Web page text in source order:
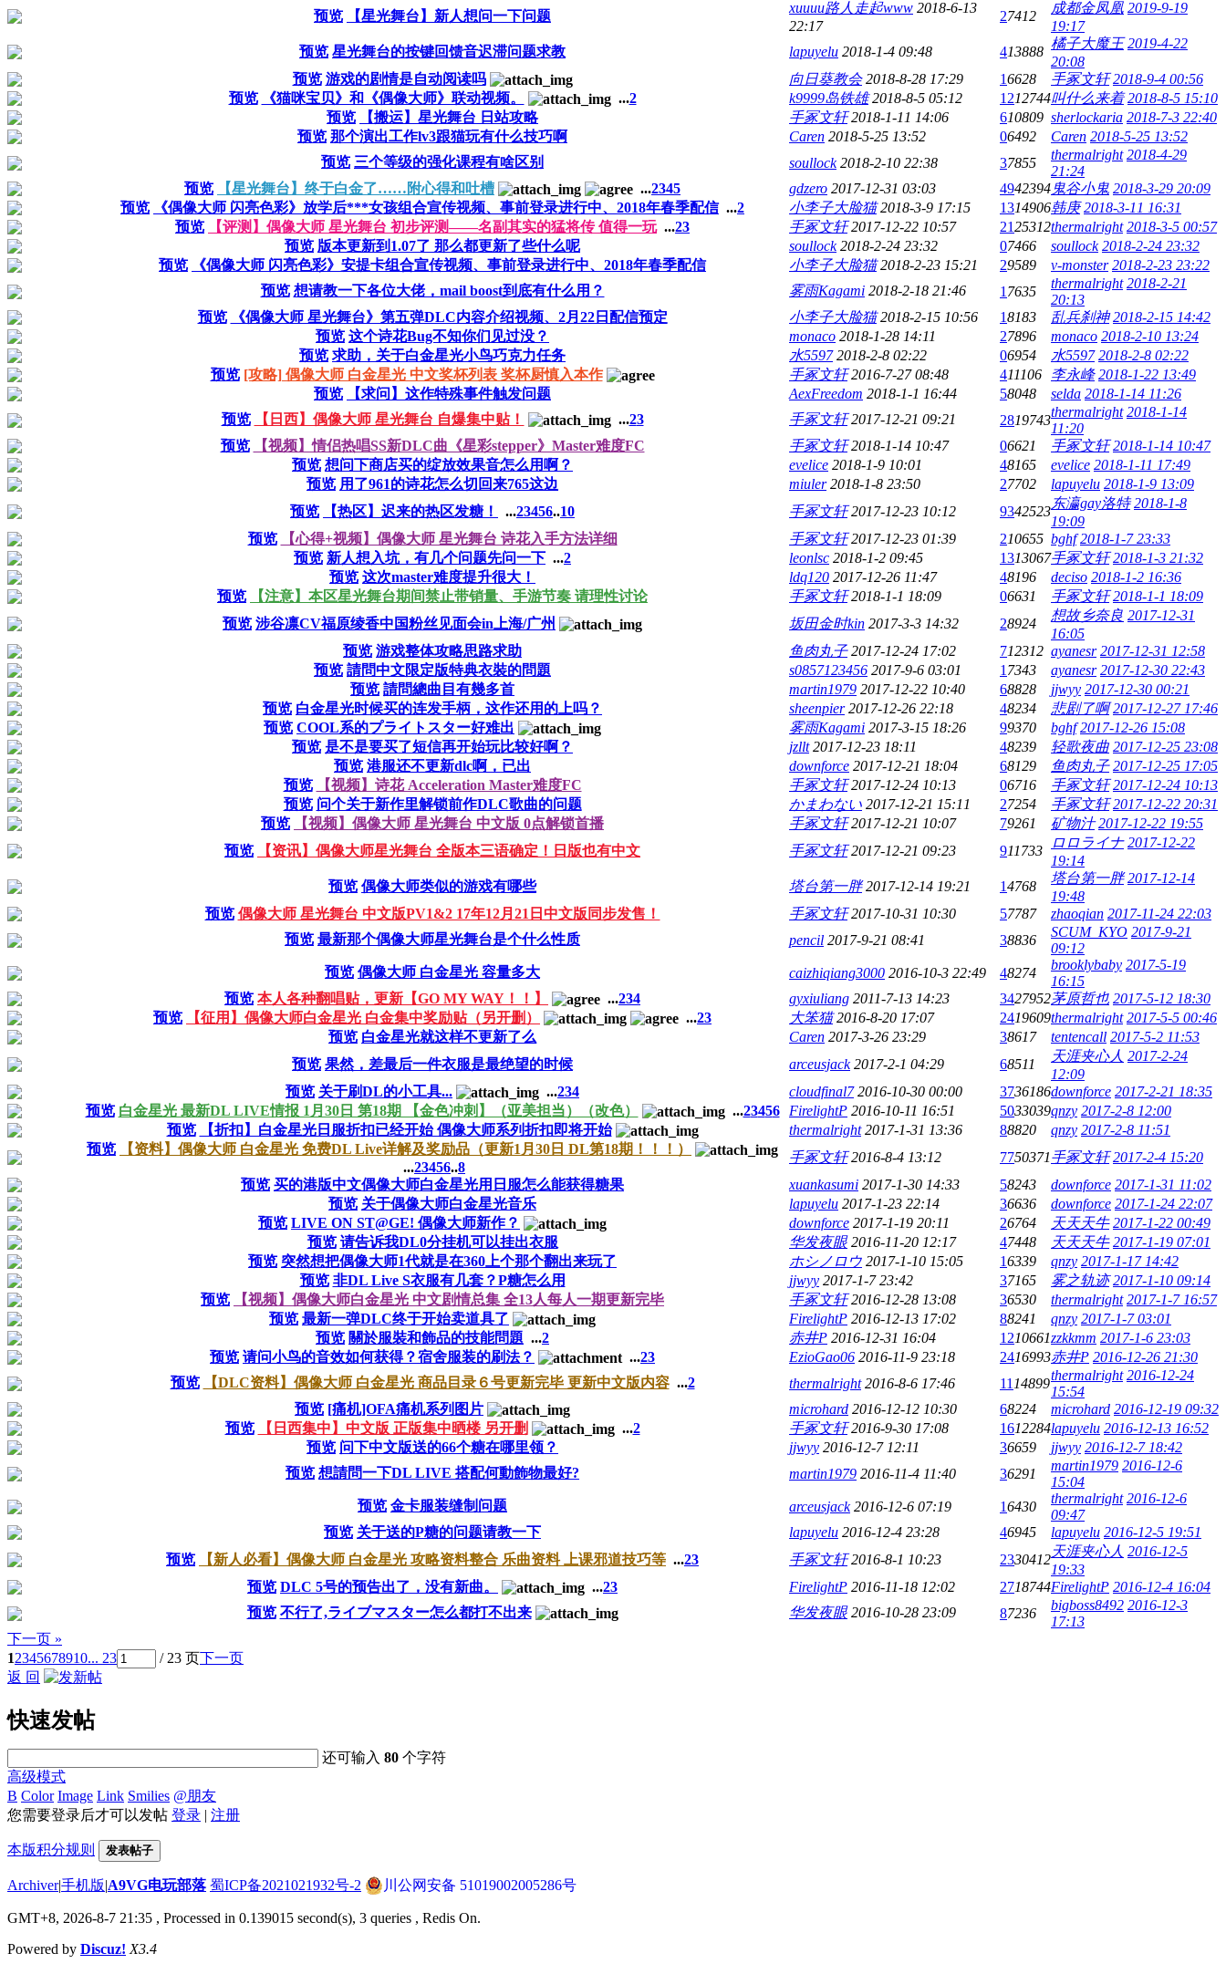
预览
【星光舞台】新人想问一下问题
xuuuu路人走起www 2018-6-13
22:17
27412
成都金凤凰 2019-9-19
19:17
预览 星光舞台的按键回馈音迟滞问题求教 lapuyelu 2018-1-4 09:48 413888
橘子大魔王 2019-4-22
20:08
预览 游戏的剧情是自动阅读吗 向日葵教会 2018-8-28 17:29 16628 手冢文轩 2018-9-4 00:56
预览
《猫咪宝贝》和《偶像大师》联动视频。 ...2 k9999岛铁雄 2018-8-5 05:12 1212744叫什么来着 2018-8-5 15:10
预览
【搬运】星光舞台 日站攻略 手冢文轩 2018-1-11 14:06 610809 sherlockaria 2018-7-3 22:40
预览 那个演出工作lv3跟猫玩有什么技巧啊 Caren 2018-5-25 13:52 06492 Caren 2018-5-25 13:52
预览 三个等级的强化课程有啥区别 soullock 2018-2-10 22:38 37855
thermalright 2018-4-29
21:24
预览
【星光舞台】终于白金了……附心得和吐槽 ...2345 gdzero 2017-12-31 03:03 4942394 鬼谷小鬼 2018-3-29 20:09
预览
《偶像大师 闪亮色彩》放学后***女孩组合宣传视频、事前登录进行中、2018年春季配信 ...2 小李子大脸猫 2018-3-9 17:15 1314906韩庚 2018-3-11 16:31
预览
【评测】偶像大师 星光舞台 初步评测——名副其实的猛将传 值得一玩 ...23 手冢文轩 2017-12-22 10:57 2125312thermalright 2018-3-5 00:57
预览 版本更新到1.07了 那么都更新了些什么呢 soullock 2018-2-24 23:32 07466 soullock 2018-2-24 23:32
预览
《偶像大师 闪亮色彩》安提卡组合宣传视频、事前登录进行中、2018年春季配信 小李子大脸猫 2018-2-23 15:21 29589 v-monster 2018-2-23 23:22
预览 想请教一下各位大佬，mail boost到底有什么用？ 雾雨Kagami 2018-2-18 21:46 1 7635
thermalright 2018-2-21
20:13
预览
《偶像大师 星光舞台》第五弹DLC内容介绍视频、2月22日配信预定 小李子大脸猫 2018-2-15 10:56 18183 乱兵刹神 2018-2-15 14:42
预览 这个诗花Bug不知你们见过没？ monaco 2018-1-28 14:11 27896 monaco 2018-2-10 13:24
预览 求助，关于白金星光小鸟巧克力任务 水5597 2018-2-8 02:22 06954 水5597 2018-2-8 02:22
预览 [攻略] 偶像大师 白金星光 中文奖杯列表 奖杯厨慎入本作 手冢文轩 2016-7-27 08:48 411106 李永峰 2018-1-22 13:49
预览
【求问】这作特殊事件触发问题 AexFreedom 2018-1-1 16:44 58048 selda 2018-1-14 11:26
预览
【日西】偶像大师 星光舞台 自爆集中贴！ ...23 手冢文轩 2017-12-21 09:21 2819743
thermalright 2018-1-14
11:20
预览
【视频】情侣热唱SS新DLC曲《星彩stepper》Master难度FC 手冢文轩 2018-1-14 10:47 06621 手冢文轩 2018-1-14 10:47
预览 想问下商店买的绽放效果音怎么用啊？ evelice 2018-1-9 10:01 48165 evelice 2018-1-11 17:49
预览 用了961的诗花怎么切回来765这边 miuler 2018-1-8 23:50 27702 lapuyelu 2018-1-9 13:09
预览
【热区】迟来的热区发糖！ ...23456..10 手冢文轩 2017-12-23 10:12 9342523
东瀛gay洛特 2018-1-8
19:09
预览
【心得+视频】偶像大师 星光舞台 诗花入手方法详细 手冢文轩 2017-12-23 01:39 210655 bghf 2018-1-7 23:33
预览 新人想入坑，有几个问题先问一下 ...2 leonlsc 2018-1-2 09:45 1313067手冢文轩 2018-1-3 21:32
预览 这次master难度提升很大！ ldq120 2017-12-26 11:47 48196 deciso 2018-1-2 16:36
预览
【注意】本区星光舞台期间禁止带销量、手游节奏 请理性讨论 手冢文轩 2018-1-1 18:09 06631 手冢文轩 2018-1-1 18:09
预览 涉谷凛CV福原绫香中国粉丝见面会in上海/广州 坂田金时kin 2017-3-3 14:32 28924
想故乡奈良 2017-12-31
16:05
预览 游戏整体攻略思路求助 鱼肉丸子 2017-12-24 17:02 712312 ayanesr 2017-12-31 12:58
预览 請問中文限定版特典衣裝的問題 s0857123456 2017-9-6 03:01 1 7343 ayanesr 2017-12-30 22:43
预览 請問總曲目有幾多首 martin1979 2017-12-22 10:40 68828 jjwyy 2017-12-30 00:21
预览 白金星光时候买的连发手柄，这作还用的上吗？ sheenpier 2017-12-26 22:18 48234 悲剧了啊 2017-12-27 17:46
预览 COOL系的プライトスター好难出 雾雨Kagami 2017-3-15 18:26 99370 bghf 2017-12-26 15:08
预览 是不是要买了短信再开始玩比较好啊？ jzllt 2017-12-23 18:11 48239 轻歌夜曲 2017-12-25 23:08
预览 港服还不更新dlc啊，已出 downforce 2017-12-21 18:04 68129 鱼肉丸子 2017-12-25 17:05
预览
【视频】诗花 Acceleration Master难度FC 手冢文轩 2017-12-24 10:13 06716 手冢文轩 2017-12-24 10:13
预览 问个关于新作里解锁前作DLC歌曲的问题 かまわない 2017-12-21 15:11 27254 手冢文轩 2017-12-22 20:31
预览
【视频】偶像大师 星光舞台 中文版 0点解锁首播 手冢文轩 2017-12-21 10:07 79261 矿物汁 2017-12-22 19:55
预览
【资讯】偶像大师星光舞台 全版本三语确定！日版也有中文 手冢文轩 2017-12-21 09:23 911733
ロロライナ 2017-12-22
19:14
预览 偶像大师类似的游戏有哪些 塔台第一胖 2017-12-14 19:21 14768
塔台第一胖 2017-12-14
19:48
预览 偶像大师 星光舞台 中文版PV1&2 17年12月21日中文版同步发售！ 手冢文轩 2017-10-31 10:30 57787 zhaoqian 2017-11-24 22:03
预览 最新那个偶像大师星光舞台是个什么性质 pencil 2017-9-21 08:41 38836
SCUM_KYO 2017-9-21
09:12
预览 偶像大师 白金星光 容量多大 caizhiqiang3000 2016-10-3 22:49 48274
brooklybaby 2017-5-19
16:15
预览 本人各种翻唱贴，更新【GO MY WAY！！】 ...234 gyxiuliang 2011-7-13 14:23 3427952茅原哲也 2017-5-12 18:30
预览
【征用】偶像大师白金星光 白金集中奖励贴（另开删） ...23 大笨猫 2016-8-20 17:07 2419609thermalright 2017-5-5 00:46
预览 白金星光就这样不更新了么 Caren 2017-3-26 23:29 38617 tentencall 2017-5-2 11:53
预览 果然，差最后一件衣服是最绝望的时候 arceusjack 2017-2-1 04:29 68511
天涯夹心人 2017-2-24
12:09
预览 关于刷DL的小工具... ...234 cloudfinal7 2016-10-30 00:00 3736186downforce 2017-2-21 18:35
预览 白金星光 最新DL LIVE情报 1月30日 第18期 【金色冲刺】（亚美担当）（改色） ...23456 FirelightP 2016-10-11 16:51 5033039qnzy 2017-2-8 12:00
预览
【折扣】白金星光日服折扣已经开始 偶像大师系列折扣即将开始 thermalright 2017-1-31 13:36 88820 qnzy 2017-2-8 11:51
预览
【资料】偶像大师 白金星光 免费DL Live详解及奖励品（更新1月30日 DL第18期！！！）
...23456..8
手冢文轩 2016-8-4 13:12 7750371手冢文轩 2017-2-4 15:20
预览 买的港版中文偶像大师白金星光用日服怎么能获得糖果 xuankasumi 2017-1-30 14:33 58243 downforce 2017-1-31 11:02
预览 关于偶像大师白金星光音乐 lapuyelu 2017-1-23 22:14 36636 downforce 2017-1-24 22:07
预览 LIVE ON ST@GE! 偶像大师新作？ downforce 2017-1-19 20:11 26764 天天天牛 2017-1-22 00:49
预览 请告诉我DL0分挂机可以挂出衣服 华发夜眼 2016-11-20 12:17 47448 天天天牛 2017-1-19 07:01
预览 突然想把偶像大师1代就是在360上个那个翻出来玩了 ホシノロウ 2017-1-10 15:05 16339 qnzy 2017-1-17 14:42
预览 非DL Live S衣服有几套？P糖怎么用 jjwyy 2017-1-7 23:42 37165 雾之轨迹 2017-1-10 09:14
预览
【视频】偶像大师白金星光 中文剧情总集 全13人每人一期更新完毕 手冢文轩 2016-12-28 13:08 36530 thermalright 2017-1-7 16:57
预览 最新一弹DLC终于开始卖道具了 FirelightP 2016-12-13 17:02 88241 qnzy 2017-1-7 03:01
预览 關於服裝和飾品的技能問題 ...2 赤井P 2016-12-31 16:04 1210661zzkkmm 2017-1-6 23:03
预览 请问小鸟的音效如何获得？宿舍服装的刷法？ ...23 EzioGao06 2016-11-9 23:18 2416993赤井P 2016-12-26 21:30
预览
【DLC资料】偶像大师 白金星光 商品目录６号更新完毕 更新中文版内容 ...2 thermalright 2016-8-6 17:46 11 14899
thermalright 2016-12-24
15:54
预览 [痛机]OFA痛机系列图片 microhard 2016-12-12 10:30 68224 microhard 2016-12-19 09:32
预览
【日西集中】中文版 正版集中晒楼 另开删 ...2 手冢文轩 2016-9-30 17:08 1612284lapuyelu 2016-12-13 16:52
预览 问下中文版送的66个糖在哪里领？ jjwyy 2016-12-7 12:11 36659 jjwyy 2016-12-7 18:42
预览 想請問一下DL LIVE 搭配何動飾物最好? martin1979 2016-11-4 11:40 36291
martin1979 2016-12-6
15:04
预览 金卡服装缝制问题 arceusjack 2016-12-6 07:19 16430
thermalright 2016-12-6
09:47
预览 关于送的P糖的问题请教一下 lapuyelu 2016-12-4 23:28 46945 lapuyelu 2016-12-5 19:51
预览
【新人必看】偶像大师 白金星光 攻略资料整合 乐曲资料 上课邪道技巧等 ...23 手冢文轩 2016-8-1 10:23 2330412
天涯夹心人 2016-12-5
19:33
预览 DLC 5号的预告出了，没有新曲。 ...23 FirelightP 2016-11-18 12:02 2718744FirelightP 2016-12-4 16:04
预览 不行了,ライブマスター怎么都打不出来 华发夜眼 2016-10-28 23:09 87236
bigboss8492 2016-12-3
17:13
下一页 »
12345678910... 23 / 23 页下一页
返 回
快速发帖
还可输入80 个字符
高级模式
B Color Image Link Smilies @朋友
您需要登录后才可以发帖 登录 | 注册
本版积分规则 发表帖子
Archiver|手机版|A9VG电玩部落 蜀ICP备2021021932号-2 川公网安备 51019002005286号
GMT+8, 2026-8-7 21:35 , Processed in 0.139015 second(s), 3 queries , Redis On.
Powered by Discuz! X3.4